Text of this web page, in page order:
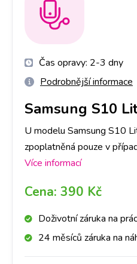
Čas opravy: 2-3 dny
Podrobnější informace
Samsung S10
U modelu Samsung S10
zpoplatněná pouze v
následně neopravovali a to
Primárně je nutné
pobočce, abychom
závadu způsobuje.
s Vámi spojíme a
Více informací
Cena: 390 Kč
Doživotní záruka na
24 měsíců záruka na